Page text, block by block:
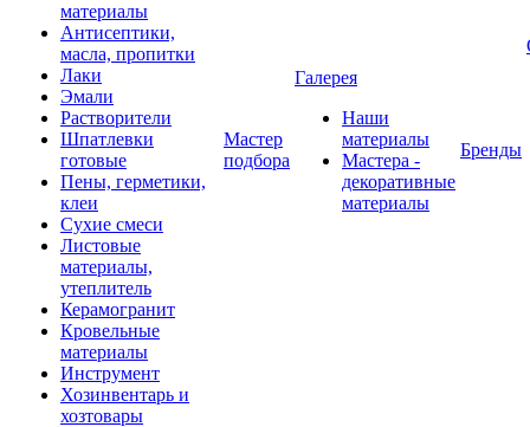
материалы
Антисептики,
масла, пропитки
Лаки
Эмали
Растворители
Шпатлевки
готовые
Пены, герметики,
клеи
Сухие смеси
Листовые
материалы,
утеплитель
Керамогранит
Кровельные
материалы
Инструмент
Хозинвентарь и
хозтовары
Мастер
подбора
Галерея
Наши
материалы
Мастера -
декоративные
материалы
Бренды